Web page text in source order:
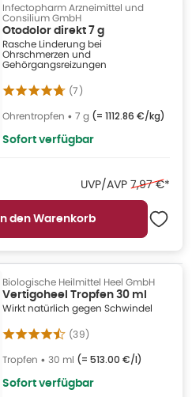
Infectopharm Arzneimittel und
Consilium GmbH
Otodolor direkt 7 g
Rasche Linderung bei
Ohrschmerzen und
Gehörgangsreizungen
(7)
Ohrentropfen • 7 g (= 1112.86 €/kg)
Sofort verfügbar
UVP/AVP 7,97 €*
In den Warenkorb
Biologische Heilmittel Heel GmbH
Vertigoheel Tropfen 30 ml
Wirkt natürlich gegen Schwindel
(39)
Tropfen • 30 ml (= 513.00 €/l)
Sofort verfügbar